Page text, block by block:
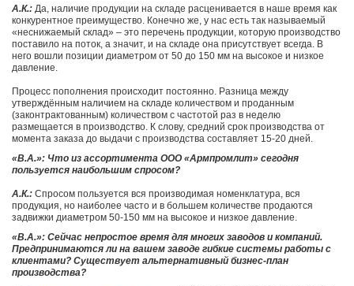
А.К.: Да, наличие продукции на складе расценивается в наше время как
конкурентное преимущество. Конечно же, у нас есть так называемый
«неснижаемый склад» – это перечень продукции, которую производство
поставило на поток, а значит, и на складе она присутствует всегда. В
него вошли позиции диаметром от 50 до 150 мм на высокое и низкое
давление.
Процесс пополнения происходит постоянно. Разница между
утверждённым наличием на складе количеством и проданным
(законтрактованным) количеством с частотой раз в неделю
размещается в производство. К слову, средний срок производства от
момента заказа до выдачи с производства составляет 15-20 дней.
«В.А.»: Что из ассортимента ООО «Армпромлит» сегодня
пользуется наибольшим спросом?
А.К.: Спросом пользуется вся производимая номенклатура, вся
продукция, но наиболее часто и в большем количестве продаются
задвижки диаметром 50-150 мм на высокое и низкое давление.
«В.А.»: Сейчас непростое время для многих заводов и компаний.
Предпринимаются ли на вашем заводе гибкие системы работы с
клиентами? Существует альтернативный бизнес-план
производства?